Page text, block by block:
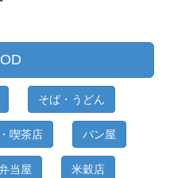
そば・うどん
喫茶店 パン屋
当屋 米穀店